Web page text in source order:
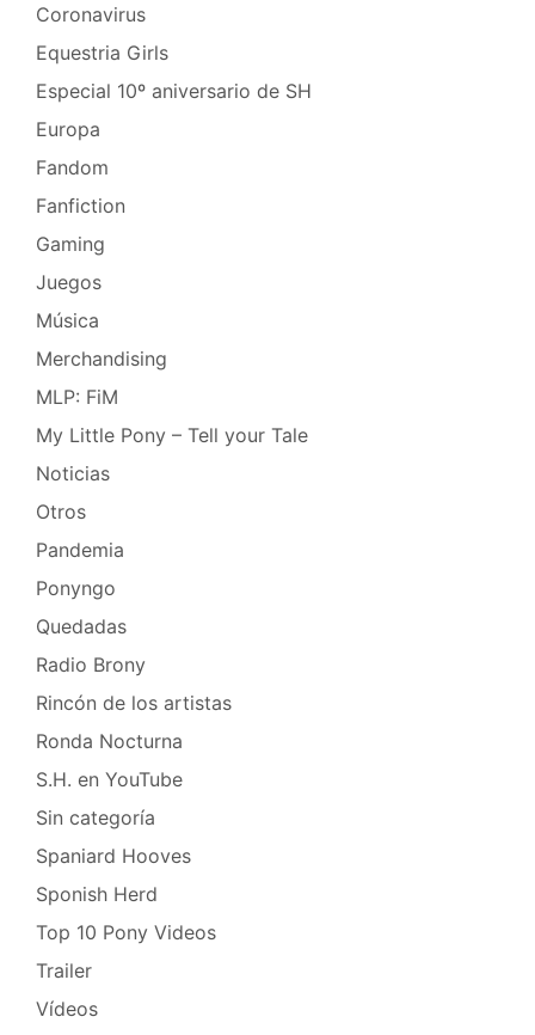
Coronavirus
Equestria Girls
Especial 10º aniversario de SH
Europa
Fandom
Fanfiction
Gaming
Juegos
Música
Merchandising
MLP: FiM
My Little Pony – Tell your Tale
Noticias
Otros
Pandemia
Ponyngo
Quedadas
Radio Brony
Rincón de los artistas
Ronda Nocturna
S.H. en YouTube
Sin categoría
Spaniard Hooves
Sponish Herd
Top 10 Pony Videos
Trailer
Vídeos